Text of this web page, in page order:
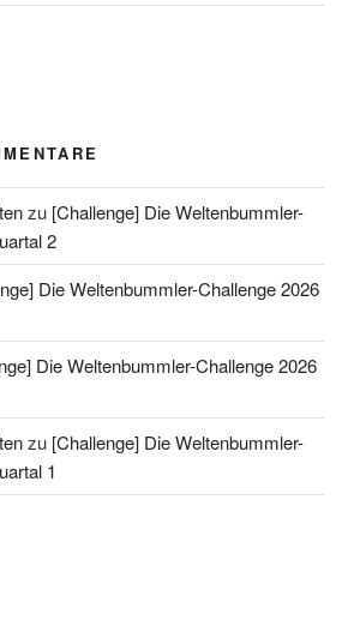
zu [Challenge] Die Weltenbummler-
2
Die Weltenbummler-Challenge 2026
Die Weltenbummler-Challenge 2026
zu [Challenge] Die Weltenbummler-
1